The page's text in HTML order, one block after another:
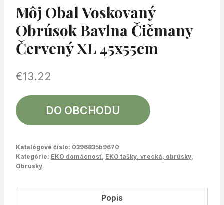
Môj Obal Voskovaný
Obrúsok Bavlna Čičmany
Červený XL 45x55cm
€13.22
DO OBCHODU
Katalógové číslo: 0396835b9670
Kategórie: EKO domácnosť, EKO tašky, vrecká, obrúsky,
Obrúsky
Popis